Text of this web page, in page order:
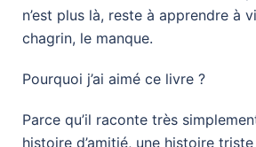
n’est plus là, reste à apprendre à
chagrin, le manque.
Pourquoi j’ai aimé ce livre ?
Parce qu’il raconte très
histoire d’amitié, une histoire